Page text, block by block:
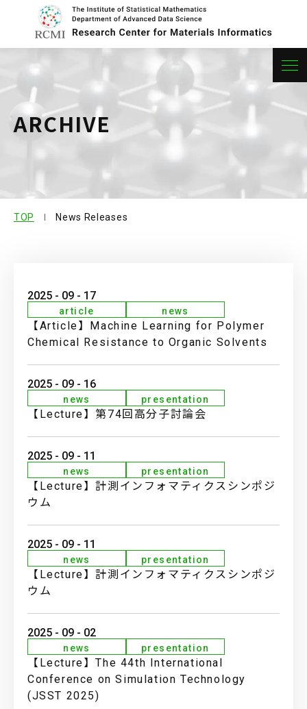
About Center
Member
JP EN
ARCHIVE
TOP News Releases
2025 - 09 - 17
article news
【Article】Machine Learning for Polymer
Chemical Resistance to Organic Solvents
2025 - 09 - 16
news presentation
【Lecture】第74回高分子討論会
2025 - 09 - 11
news presentation
【Lecture】計測インフォマティクスシンポジ
ウム
2025 - 09 - 11
news presentation
【Lecture】計測インフォマティクスシンポジ
ウム
2025 - 09 - 02
news presentation
【Lecture】The 44th International
Conference on Simulation Technology
(JSST 2025)